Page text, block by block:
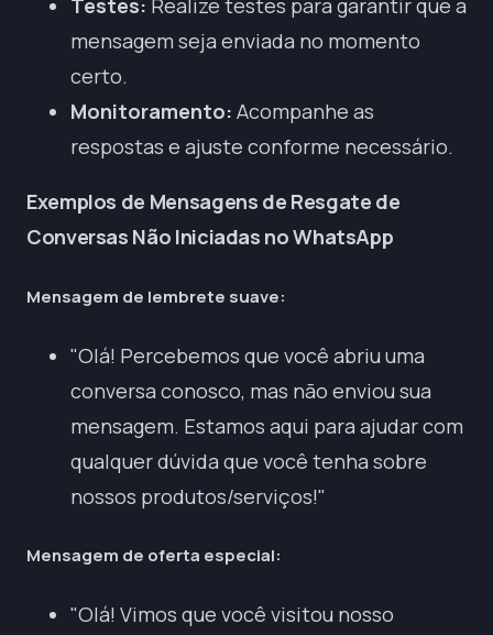
mensagem seja enviada no momento
certo.
Monitoramento: Acompanhe as
respostas e ajuste conforme necessário.
Exemplos de Mensagens de Resgate de
Conversas Não Iniciadas no WhatsApp
Mensagem de lembrete suave:
"Olá! Percebemos que você abriu uma
conversa conosco, mas não enviou sua
mensagem. Estamos aqui para ajudar com
qualquer dúvida que você tenha sobre
nossos produtos/serviços!"
Mensagem de oferta especial:
"Olá! Vimos que você visitou nosso